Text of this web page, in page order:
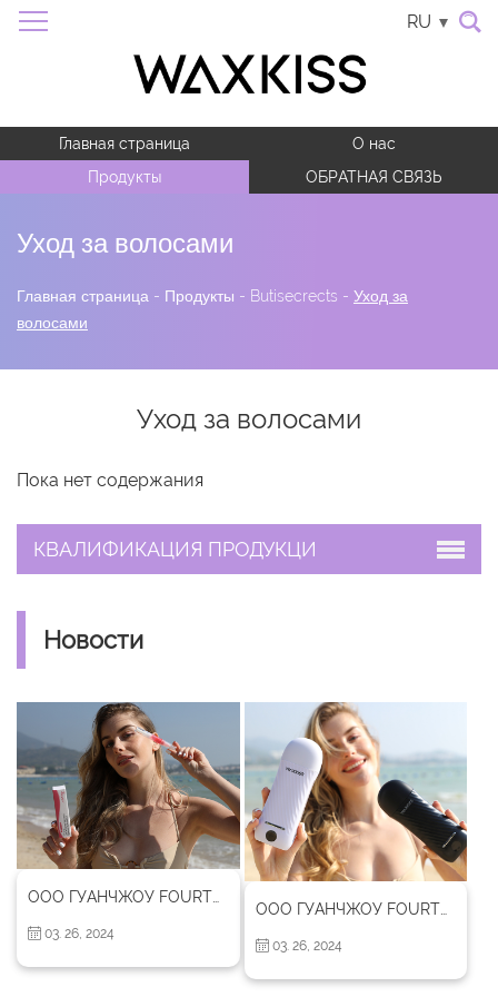
RU
Главная страница
О нас
Продукты
ОБРАТНАЯ СВЯЗЬ
Уход за волосами
Главная страница - Продукты - Butisecrects - Уход за
волосами
Уход за волосами
Пока нет содержания
КВАЛИФИКАЦИЯ ПРОДУКЦИ
Новости
03. 26, 2024
ООО ГУАНЧЖОУ FOURTO ПРОДУКТЫ САНИТАРИИ
03. 26, 2024